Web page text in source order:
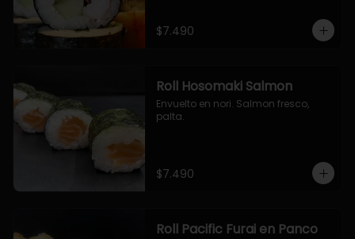
$7.490
Roll Hosomaki Salmon
Envuelto en nori. Salmon fresco,
palta.
$7.490
Roll Pacific Furai en Panco